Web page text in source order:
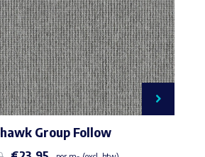
Group Follow